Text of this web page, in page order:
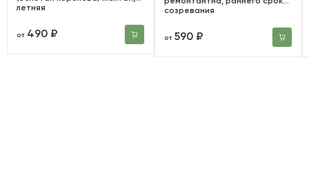
летняя
от 490 ₽
созревания
от590 ₽